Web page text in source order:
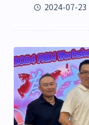
2024-07-23